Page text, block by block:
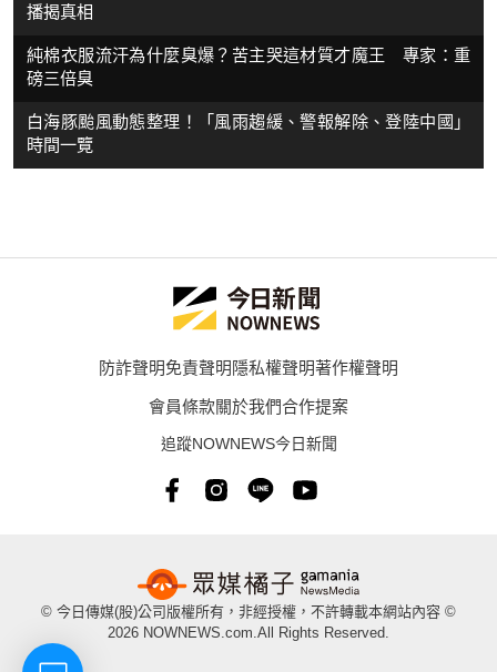
播揭真相
純棉衣服流汗為什麼臭爆？苦主哭這材質才魔王 專家：重
磅三倍臭
白海豚颱風動態整理！「風雨趨緩、警報解除、登陸中國」
時間一覽
防詐聲明免責聲明隱私權聲明著作權聲明
會員條款關於我們合作提案
追蹤NOWNEWS今日新聞
© 今日傳媒(股)公司版權所有，非經授權，不許轉載本網站內容 ©
2026 NOWNEWS.com.All Rights Reserved.